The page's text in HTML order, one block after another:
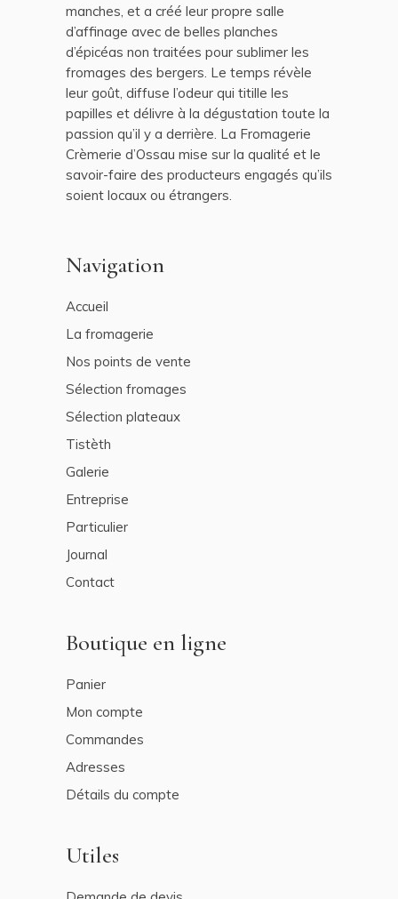
manches, et a créé leur propre salle
d’affinage avec de belles planches
d’épicéas non traitées pour sublimer les
fromages des bergers. Le temps révèle
leur goût, diffuse l’odeur qui titille les
papilles et délivre à la dégustation toute la
passion qu’il y a derrière. La Fromagerie
Crèmerie d’Ossau mise sur la qualité et le
savoir-faire des producteurs engagés qu’ils
soient locaux ou étrangers.
Navigation
Accueil
La fromagerie
Nos points de vente
Sélection fromages
Sélection plateaux
Tistèth
Galerie
Entreprise
Particulier
Journal
Contact
Boutique en ligne
Panier
Mon compte
Commandes
Adresses
Détails du compte
Utiles